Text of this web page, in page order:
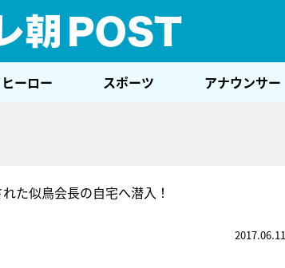
ーロー スポーツ アナウンサー
た似鳥会長の自宅へ潜入！
2017.06.11